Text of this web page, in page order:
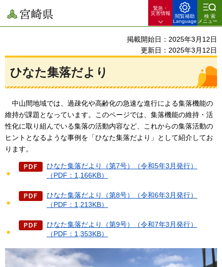
宮崎県
緊急・
災害情報
閲覧補助
Language
検索
メニュー
掲載開始日：2025年3月12日
更新日：2025年3月12日
ひなた集落だより
中山間地域では、過疎化や高齢化の急速な進行による集落機能の
維持が課題となっています。このページでは、集落機能の維持・活
性化に取り組んでいる集落の活動内容など、これからの集落活動の
ヒントとなるような事例を「ひなた集落だより」として紹介してお
ります。
ひなた集落だより（第7号）（令和5年3月発行）
（PDF：1,166KB）
ひなた集落だより（第8号）（令和6年3月発行）
（PDF：1,213KB）
ひなた集落だより（第9号）（令和7年3月発行）
（PDF：1,353KB）